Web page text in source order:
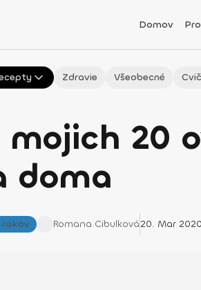
Domov
Zdravie Všeobecné
mojich 20
doma
rokov Romana Cibulková20. Mar 2020